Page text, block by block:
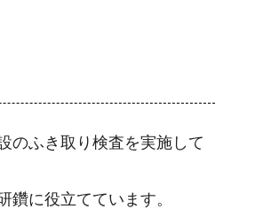
のふき取り検査を実施して
に役立てています。